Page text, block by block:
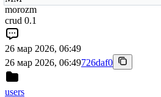
morozm
crud 0.1
26 мар 2026, 06:49
26 мар 2026, 06:49726daf0
users